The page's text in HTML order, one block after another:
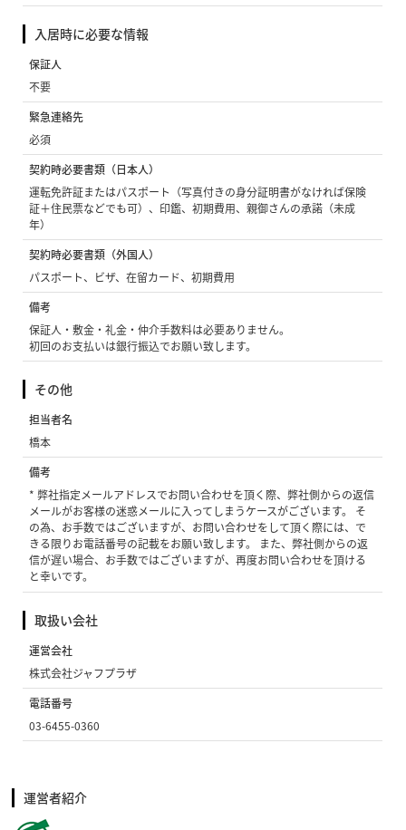
入居時に必要な情報
保証人
不要
緊急連絡先
必須
契約時必要書類（日本人）
運転免許証またはパスポート（写真付きの身分証明書がなければ保険
証＋住民票などでも可）、印鑑、初期費用、親御さんの承諾（未成
年）
契約時必要書類（外国人）
パスポート、ビザ、在留カード、初期費用
備考
保証人・敷金・礼金・仲介手数料は必要ありません。
初回のお支払いは銀行振込でお願い致します。
その他
担当者名
橋本
備考
* 弊社指定メールアドレスでお問い合わせを頂く際、弊社側からの返信
メールがお客様の迷惑メールに入ってしまうケースがございます。 そ
の為、お手数ではございますが、お問い合わせをして頂く際には、で
きる限りお電話番号の記載をお願い致します。 また、弊社側からの返
信が遅い場合、お手数ではございますが、再度お問い合わせを頂ける
と幸いです。
取扱い会社
運営会社
株式会社ジャフプラザ
電話番号
03-6455-0360
運営者紹介